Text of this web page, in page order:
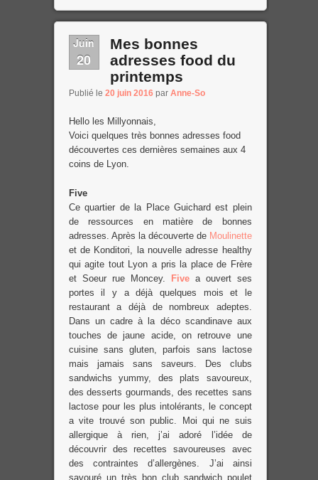
Juin
20
Mes bonnes
adresses food du
printemps
Publié le 20 juin 2016 par Anne-So
Hello les Millyonnais,
Voici quelques très bonnes adresses food
découvertes ces dernières semaines aux 4
coins de Lyon.
Five
Ce quartier de la Place Guichard est plein
de ressources en matière de bonnes
adresses. Après la découverte de Moulinette
et de Konditori, la nouvelle adresse healthy
qui agite tout Lyon a pris la place de Frère
et Soeur rue Moncey.
Fivea ouvert ses
portes il y a déjà quelques mois et le
restaurant a déjà de nombreux adeptes.
Dans un cadre à la déco scandinave aux
touches de jaune acide, on retrouve une
cuisine sans gluten, parfois sans lactose
mais jamais sans saveurs. Des clubs
sandwichs yummy, des plats savoureux,
des desserts gourmands, des recettes sans
lactose pour les plus intolérants, le concept
a vite trouvé son public. Moi qui ne suis
allergique à rien, j’ai adoré l’idée de
découvrir des recettes savoureuses avec
des contraintes d’allergènes. J’ai ainsi
savouré un très bon club sandwich poulet